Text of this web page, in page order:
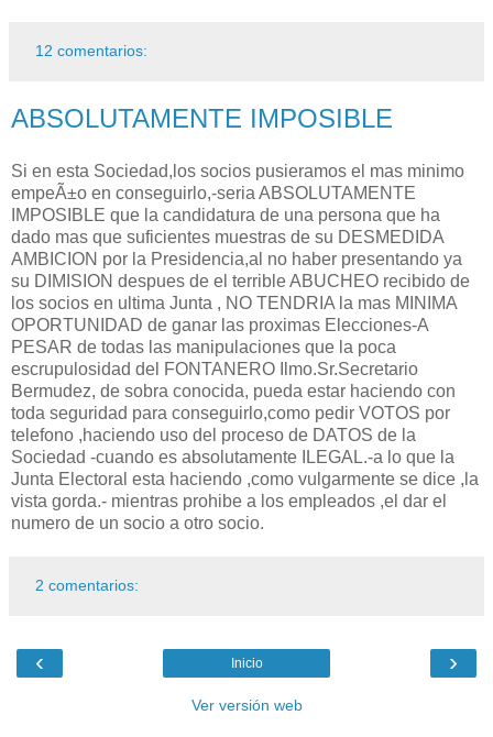
12 comentarios:
ABSOLUTAMENTE IMPOSIBLE
Si en esta Sociedad,los socios pusieramos el mas minimo
empeÃ±o en conseguirlo,-seria ABSOLUTAMENTE
IMPOSIBLE que la candidatura de una persona que ha
dado mas que suficientes muestras de su DESMEDIDA
AMBICION por la Presidencia,al no haber presentando ya
su DIMISION despues de el terrible ABUCHEO recibido de
los socios en ultima Junta , NO TENDRIA la mas MINIMA
OPORTUNIDAD de ganar las proximas Elecciones-A
PESAR de todas las manipulaciones que la poca
escrupulosidad del FONTANERO Ilmo.Sr.Secretario
Bermudez, de sobra conocida, pueda estar haciendo con
toda seguridad para conseguirlo,como pedir VOTOS por
telefono ,haciendo uso del proceso de DATOS de la
Sociedad -cuando es absolutamente ILEGAL.-a lo que la
Junta Electoral esta haciendo ,como vulgarmente se dice ,la
vista gorda.- mientras prohibe a los empleados ,el dar el
numero de un socio a otro socio.
2 comentarios:
‹ ›
Inicio
Ver versión web